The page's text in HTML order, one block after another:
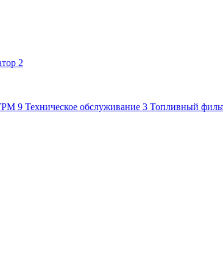
2
9 Техническое обслуживание 3 Топливный